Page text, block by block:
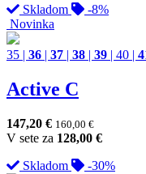
Skladom
-8%
Novinka
35 | 36 | 37 | 38 | 39 | 40 |
Active C
147,20 € 160,00 €
V sete za 128,00 €
Skladom
-30%